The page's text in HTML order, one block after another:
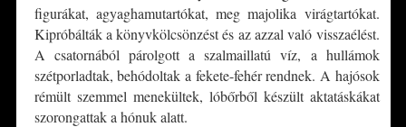
figurákat, agyaghamutartókat, meg majolika virágtartókat.
Kipróbálták a könyvkölcsönzést és az azzal való visszaélést.
A csatornából párolgott a szalmaillatú víz, a hullámok
szétporladtak, behódoltak a fekete-fehér rendnek. A hajósok
rémült szemmel menekültek, lóbőrből készült aktatáskákat
szorongattak a hónuk alatt.